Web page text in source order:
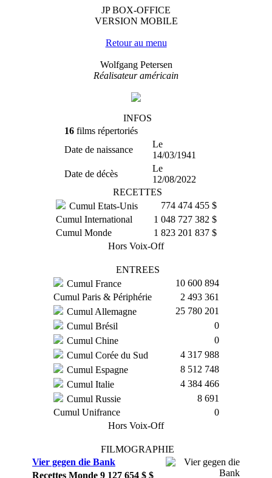
JP BOX-OFFICE
VERSION MOBILE
Retour au menu
Wolfgang Petersen
Réalisateur américain
INFOS
16films répertoriés
Date de naissance
Le
14/03/1941
Date de décès
Le
12/08/2022
RECETTES
Cumul Etats-Unis
774 474 455 $
Cumul International
1 048 727 382 $
Cumul Monde
1 823 201 837 $
Hors Voix-Off
ENTREES
Cumul France
10 600 894
Cumul Paris & Périphérie
2 493 361
Cumul Allemagne
25 780 201
Cumul Brésil
0
Cumul Chine
0
Cumul Corée du Sud
4 317 988
Cumul Espagne
8 512 748
Cumul Italie
4 384 466
Cumul Russie
8 691
Cumul Unifrance
0
Hors Voix-Off
FILMOGRAPHIE
Vier gegen die Bank
Recettes Monde 9 127 654 $ $